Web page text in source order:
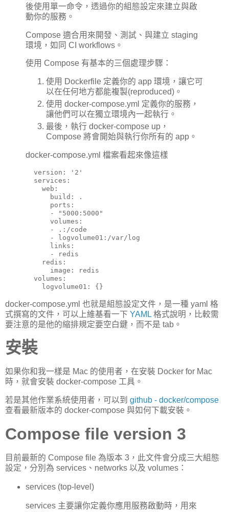
後使用單一命令，透過你的組態設定來建立與啟
動你的服務。
Compose 適合用來開發、測試、與建立 staging
環境，如同 CI workflows。
使用 Compose 有基本的三個處理步驟：
使用 Dockerfile 定義你的 app 環境，讓它可
以在任何地方都能複製(reproduced)。
使用 docker-compose.yml 定義你的服務，
讓他們可以在獨立環境內一起執行。
最後，執行 docker-compose up，
Compose 將會開始與執行你所有的 app。
docker-compose.yml 檔案看起來像這樣
  version: '2'
  services:
    web:
      build: .
      ports:
      - "5000:5000"
      volumes:
      - .:/code
      - logvolume01:/var/log
      links:
      - redis
    redis:
      image: redis
  volumes:
    logvolume01: {}
docker-compose.yml 也就是組態設定文件，是一種 yaml 格
式撰寫的文件，可以上維基看一下 YAML 格式說明，比較需
要注意的是他的縮排規定要空白鍵，而不是 tab。
安裝
如果你和我一樣是 Mac 的使用者，在安裝 Docker for Mac
時，就會安裝 docker-compose 工具。
若是其他作業系統使用者，可以到 github - docker/compose
查看最新版本的 docker-compose 與如何下載安裝。
Compose file version 3
目前最新的 Compose file 為版本 3，此文件會分成三大組態
設定，分別為 services、networks 以及 volumes：
services (top-level)
services 主要讓你定義你應用服務啟動時，用來